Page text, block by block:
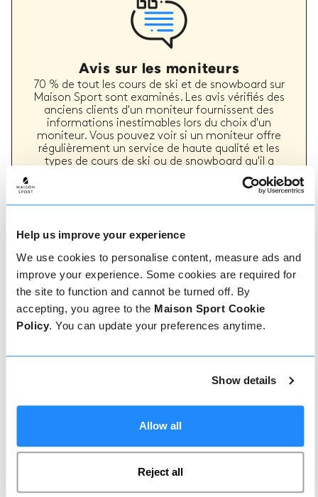
Help us improve your experience
We use cookies to personalise content, measure ads and
improve your experience. Some cookies are required for
the site to function and cannot be turned off. By
accepting, you agree to the Maison Sport Cookie
Policy. You can update your preferences anytime.
Show details
Allow all
Reject all
Avis sur les moniteurs
70 % de tout les cours de ski et de snowboard sur
Maison Sport sont examinés. Les avis vérifiés des
anciens clients d'un moniteur fournissent des
informations inestimables lors du choix d'un
moniteur. Vous pouvez voir si un moniteur offre
régulièrement un service de haute qualité et les
types de cours de ski ou de snowboard qu'il a
Comment réserver
Réserver avec nous ne pourrait pas être plus
simple, notre équipe amicale et experte est
instantanément en ligne ou parlez à notre équipe
si vous avez besoin d'aide.
Appelez-nous